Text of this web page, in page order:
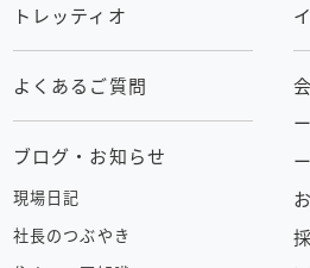
トレッティオ
よくあるご質問
ブログ・お知らせ
現場日記
社長のつぶやき